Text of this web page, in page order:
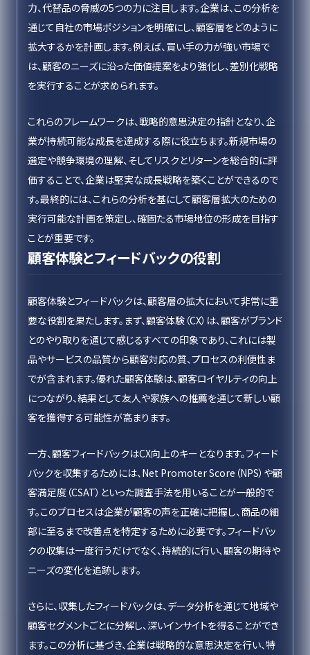
力、代替品の脅威の5つの力に注目します。企業は、この分析を
通じて自社の市場ポジションを明確にし、顧客層をどのように
拡大するかを計画します。例えば、買い手の力が強い市場で
は、顧客のニーズに沿った価値提案をより強化し、差別化戦略
を実行することが求められます。
これらのフレームワークは、戦略的意思決定の指針となり、企
業が持続可能な成長を達成する際に役立ちます。新規市場の
選定や競争環境の理解、そしてリスクとリターンを総合的に評
価することで、企業は堅実な成長戦略を築くことができるので
す。最終的には、これらの分析を基にして顧客層拡大のための
実行可能な計画を策定し、確固たる市場地位の形成を目指す
ことが重要です。
顧客体験とフィードバックの役割
顧客体験とフィードバックは、顧客層の拡大において非常に重
要な役割を果たします。まず、顧客体験（CX）は、顧客がブランド
とのやり取りを通じて感じるすべての印象であり、これには製
品やサービスの品質から顧客対応の質、プロセスの利便性ま
でが含まれます。優れた顧客体験は、顧客ロイヤルティの向上
につながり、結果として友人や家族への推薦を通じて新しい顧
客を獲得する可能性が高まります。
一方、顧客フィードバックはCX向上のキーとなります。フィード
バックを収集するためには、Net Promoter Score（NPS）や顧
客満足度（CSAT）といった調査手法を用いることが一般的で
す。このプロセスは企業が顧客の声を正確に把握し、商品の細
部に至るまで改善点を特定するために必要です。フィードバッ
クの収集は一度行うだけでなく、持続的に行い、顧客の期待や
ニーズの変化を追跡します。
さらに、収集したフィードバックは、データ分析を通じて地域や
顧客セグメントごとに分解し、深いインサイトを得ることができ
ます。この分析に基づき、企業は戦略的な意思決定を行い、特